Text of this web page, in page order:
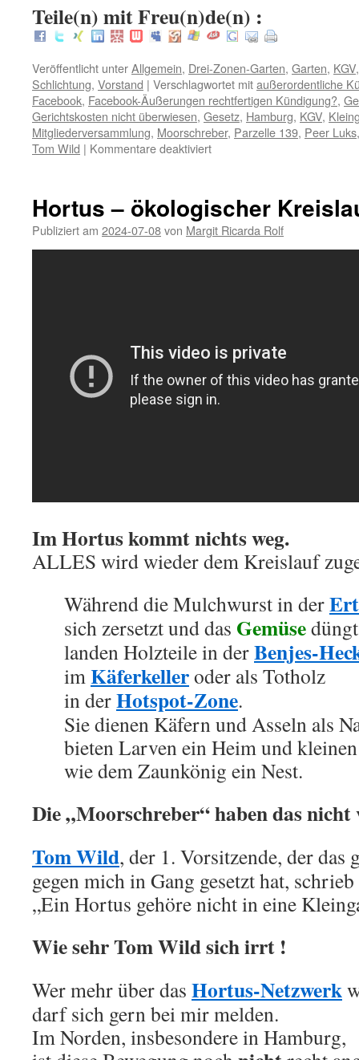
Teile(n) mit Freu(n)de(n) :
Veröffentlicht unterAllgemein, Drei-Zonen-Garten, Garten, KGV
Schlichtung, Vorstand | Verschlagwortet mitaußerordentliche
Facebook, Facebook-Äußerungen rechtfertigen Kündigung?,
Gerichtskosten nicht überwiesen, Gesetz, Hamburg, KGV,
Mitgliederversammlung, Moorschreber, Parzelle 139, Peer Luks
Tom Wild | Kommentare deaktiviertfür
Falschinformation
der
Hortus – ökologischer
Publiziert am 2024-07-08von Margit Ricarda Rolf
Im Hortus kommt nichts weg.
ALLES wird wieder dem Kreislauf
Während die Mulchwurst in der
sich zersetzt und das Gemüse
landen Holzteile in derBenjes-
imKäferkelleroder als Totholz
in derHotspot-Zone.
Sie dienen Käfern und Asseln als
bieten Larven ein Heim und
wie dem Zaunkönig ein Nest.
Die „Moorschreber“ haben das nicht
Tom Wild, der 1. Vorsitzende, der das
gegen mich in Gang gesetzt hat,
„Ein Hortus gehöre nicht in eine
Wie sehr Tom Wild sich irrt !
Wer mehr über das Hortus-Netzwerk
darf sich gern bei mir melden.
Im Norden, insbesondere in Hamburg,